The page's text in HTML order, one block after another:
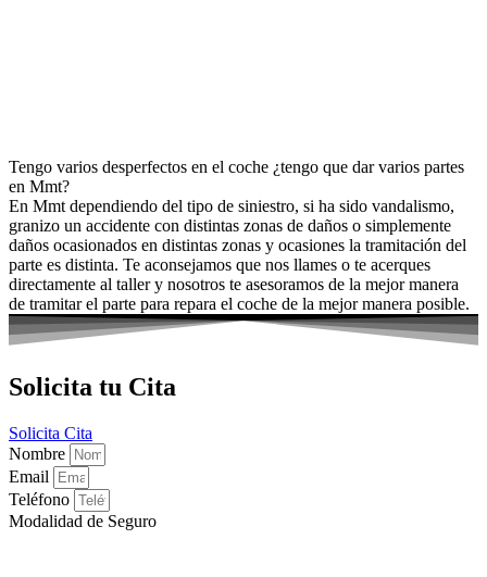
Tengo varios desperfectos en el coche ¿tengo que dar varios partes
en Mmt?
En Mmt dependiendo del tipo de siniestro, si ha sido vandalismo,
granizo un accidente con distintas zonas de daños o simplemente
daños ocasionados en distintas zonas y ocasiones la tramitación del
parte es distinta. Te aconsejamos que nos llames o te acerques
directamente al taller y nosotros te asesoramos de la mejor manera
de tramitar el parte para repara el coche de la mejor manera posible.
Solicita tu Cita
Solicita Cita
Nombre
Email
Teléfono
Modalidad de Seguro